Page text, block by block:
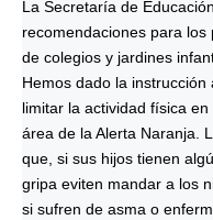
La Secretaría de
recomendaciones para
de colegios y jardines
Hemos dado la
limitar la actividad física
área de la Alerta Naranja.
que, si sus hijos tienen
gripa eviten mandar a los
si sufren de asma o